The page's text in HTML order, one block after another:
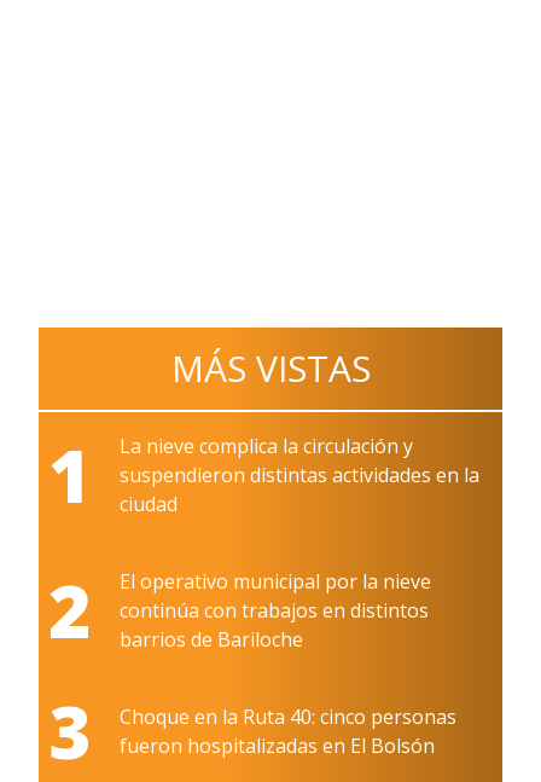
MÁS VISTAS
1
La nieve complica la circulación y
suspendieron distintas actividades en la
ciudad
2
El operativo municipal por la nieve
continúa con trabajos en distintos
barrios de Bariloche
3
Choque en la Ruta 40: cinco personas
fueron hospitalizadas en El Bolsón